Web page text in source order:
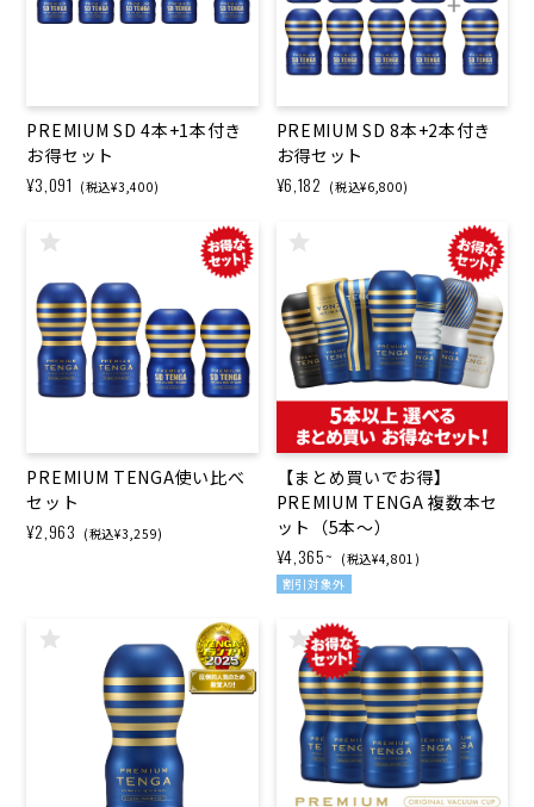
PREMIUM SD 4本+1本付き
お得セット
¥3,091 (税込¥3,400)
PREMIUM SD 8本+2本付き
お得セット
¥6,182 (税込¥6,800)
PREMIUM TENGA使い​比べ
セット
¥2,963 (税込¥3,259)
【まとめ買いで​お得】
PREMIUM TENGA 複数本セ
ット​（5本～）
¥4,365~ (税込¥4,801)
割引対象外